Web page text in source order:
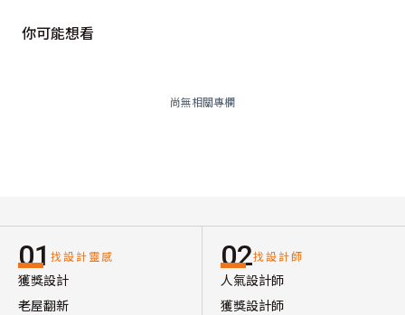
你可能想看
尚無相關專欄
01 找設計靈感
獲獎設計
老屋翻新
02找設計師
人氣設計師
獲獎設計師